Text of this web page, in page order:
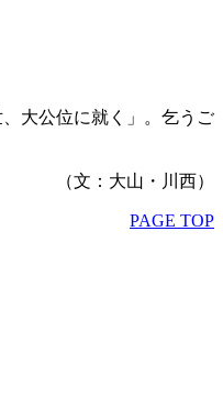
大公位に就く」。乞うご
（文：大山・川西）
PAGE TOP